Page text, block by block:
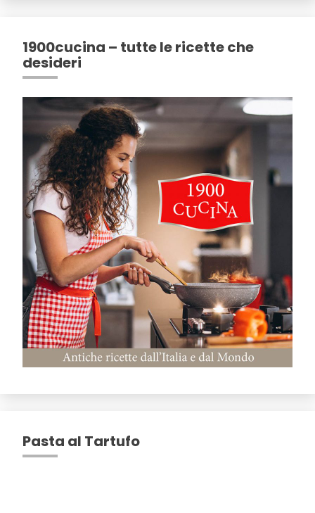
1900cucina – tutte le ricette che
desideri
Pasta al Tartufo